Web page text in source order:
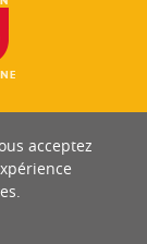
acceptez